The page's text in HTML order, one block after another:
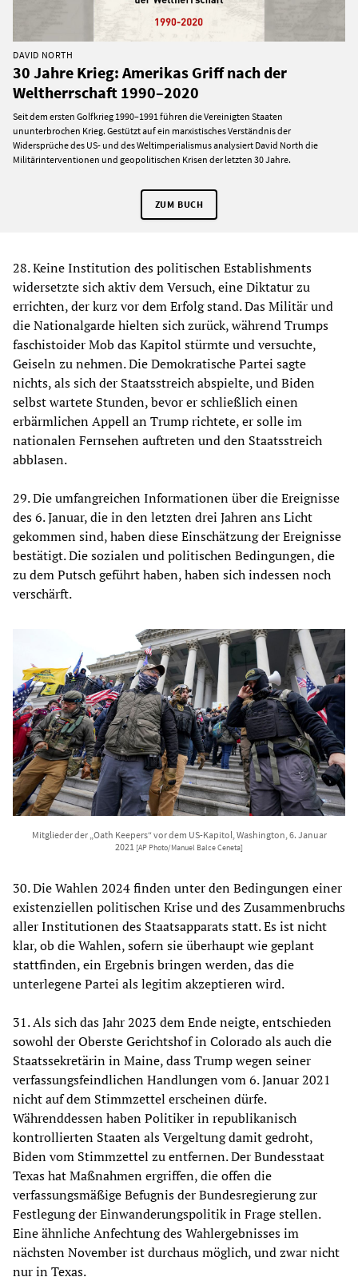
DAVID NORTH
30 Jahre Krieg: Amerikas Griff nach der
Weltherrschaft 1990–2020
Seit dem ersten Golfkrieg 1990–1991 führen die Vereinigten Staaten
ununterbrochen Krieg. Gestützt auf ein marxistisches Verständnis der
Widersprüche des US- und des Weltimperialismus analysiert David North die
Militärinterventionen und geopolitischen Krisen der letzten 30 Jahre.
ZUM BUCH
28. Keine Institution des politischen Establishments
widersetzte sich aktiv dem Versuch, eine Diktatur zu
errichten, der kurz vor dem Erfolg stand. Das Militär und
die Nationalgarde hielten sich zurück, während Trumps
faschistoider Mob das Kapitol stürmte und versuchte,
Geiseln zu nehmen. Die Demokratische Partei sagte
nichts, als sich der Staatsstreich abspielte, und Biden
selbst wartete Stunden, bevor er schließlich einen
erbärmlichen Appell an Trump richtete, er solle im
nationalen Fernsehen auftreten und den Staatsstreich
abblasen.
29. Die umfangreichen Informationen über die Ereignisse
des 6. Januar, die in den letzten drei Jahren ans Licht
gekommen sind, haben diese Einschätzung der Ereignisse
bestätigt. Die sozialen und politischen Bedingungen, die
zu dem Putsch geführt haben, haben sich indessen noch
verschärft.
Mitglieder der „Oath Keepers“ vor dem US-Kapitol, Washington, 6. Januar
2021 [AP Photo/Manuel Balce Ceneta]
30. Die Wahlen 2024 finden unter den Bedingungen einer
existenziellen politischen Krise und des Zusammenbruchs
aller Institutionen des Staatsapparats statt. Es ist nicht
klar, ob die Wahlen, sofern sie überhaupt wie geplant
stattfinden, ein Ergebnis bringen werden, das die
unterlegene Partei als legitim akzeptieren wird.
31. Als sich das Jahr 2023 dem Ende neigte, entschieden
sowohl der Oberste Gerichtshof in Colorado als auch die
Staatssekretärin in Maine, dass Trump wegen seiner
verfassungsfeindlichen Handlungen vom 6. Januar 2021
nicht auf dem Stimmzettel erscheinen dürfe.
Währenddessen haben Politiker in republikanisch
kontrollierten Staaten als Vergeltung damit gedroht,
Biden vom Stimmzettel zu entfernen. Der Bundesstaat
Texas hat Maßnahmen ergriffen, die offen die
verfassungsmäßige Befugnis der Bundesregierung zur
Festlegung der Einwanderungspolitik in Frage stellen.
Eine ähnliche Anfechtung des Wahlergebnisses im
nächsten November ist durchaus möglich, und zwar nicht
nur in Texas.